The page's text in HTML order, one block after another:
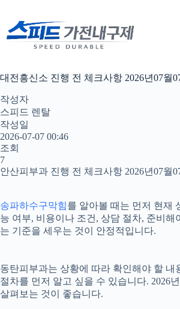
으
로
뛰
기
대전흥신소 진행 전 체크사항 2026년07월
작성자
스피드 렌탈
작성일
2026-07-07 00:46
조회
7
안산피부과 진행 전 체크사항 2026년07월
송파하수구막힘를 알아볼 때는 먼저 현재
능 여부, 비용이나 조건, 상담 절차, 준비
는 기준을 세우는 것이 안정적입니다.
동탄피부과는 상황에 따라 확인해야 할
절차를 먼저 알고 싶을 수 있습니다. 2026
살펴보는 것이 좋습니다.